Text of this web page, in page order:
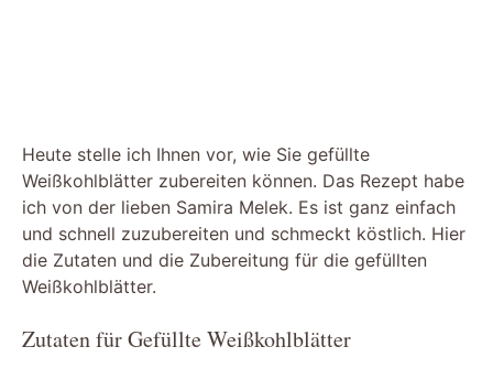
Heute stelle ich Ihnen vor, wie Sie gefüllte
Weißkohlblätter zubereiten können. Das Rezept habe
ich von der lieben Samira Melek. Es ist ganz einfach
und schnell zuzubereiten und schmeckt köstlich. Hier
die Zutaten und die Zubereitung für die gefüllten
Weißkohlblätter.
Zutaten für Gefüllte Weißkohlblätter